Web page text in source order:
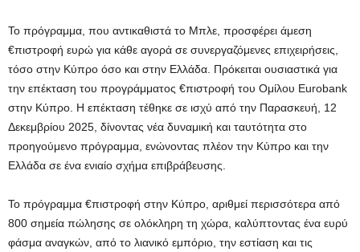
Το πρόγραμμα, που αντικαθιστά το Μπλε, προσφέρει άμεση
€πιστροφή ευρώ για κάθε αγορά σε συνεργαζόμενες επιχειρήσεις,
τόσο στην Κύπρο όσο και στην Ελλάδα. Πρόκειται ουσιαστικά για
την επέκταση του προγράμματος €πιστροφή του Ομίλου Eurobank
στην Κύπρο. Η επέκταση τέθηκε σε ισχύ από την Παρασκευή, 12
Δεκεμβρίου 2025, δίνοντας νέα δυναμική και ταυτότητα στο
προηγούμενο πρόγραμμα, ενώνοντας πλέον την Κύπρο και την
Ελλάδα σε ένα ενιαίο σχήμα επιβράβευσης.
Το πρόγραμμα €πιστροφή στην Κύπρο, αριθμεί περισσότερα από
800 σημεία πώλησης σε ολόκληρη τη χώρα, καλύπτοντας ένα ευρύ
φάσμα αναγκών, από το λιανικό εμπόριο, την εστίαση και τις